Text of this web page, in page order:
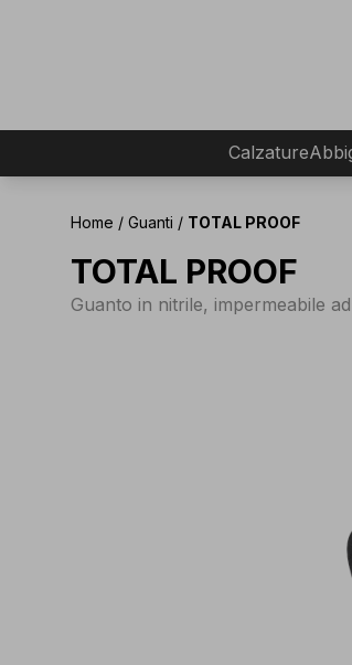
Calzature
Home / Guanti / TOTAL PROOF
TOTAL PROOF
Guanto in nitrile, impermeabile